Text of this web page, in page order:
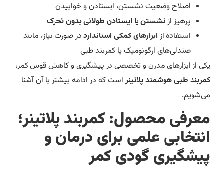
اصلاح وضعیت نشستن، ایستادن و خوابیدن
پرهیز ازنشستن یا ایستادن طولانی بدون تحرک
استفاده ازابزارهای کمکی استاندارددر صورت نیاز، مانند
صندلی‌های ارگونومیک یا کمربند طبی
از ابزارهای مدرن و تخصصی در پیشگیری و کاهش قوس کمر،
طبی هوشمند پلاتینراست که در ادامه بیشتر با آن آشنا
محصول: کمربند پلاتینر؛
علمی برای درمان و
گودی کمر